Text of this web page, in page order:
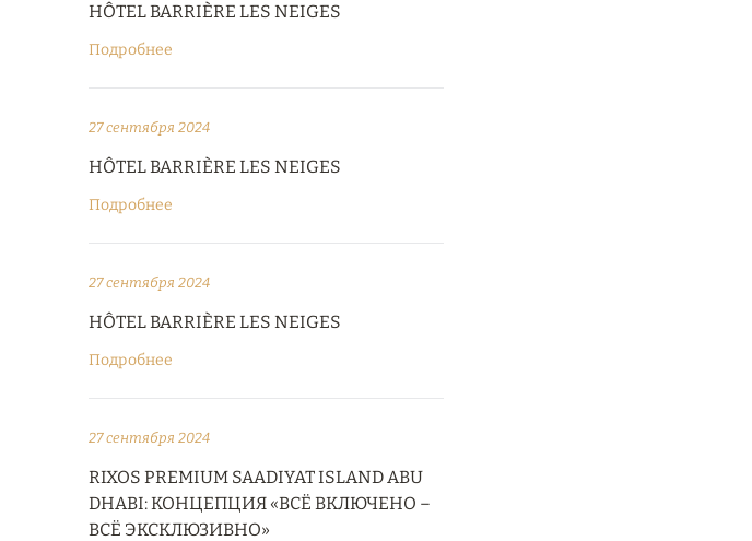
HÔTEL BARRIÈRE LES NEIGES
Подробнее
27 сентября 2024
HÔTEL BARRIÈRE LES NEIGES
Подробнее
27 сентября 2024
HÔTEL BARRIÈRE LES NEIGES
Подробнее
27 сентября 2024
RIXOS PREMIUM SAADIYAT ISLAND ABU
DHABI: КОНЦЕПЦИЯ «ВСЁ ВКЛЮЧЕНО –
ВСЁ ЭКСКЛЮЗИВНО»